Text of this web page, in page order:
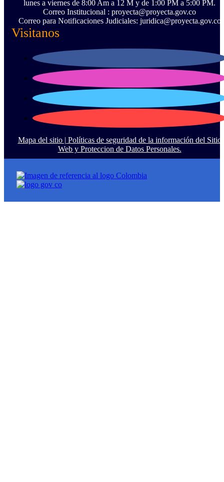
lunes a viernes de 8:00 Am a 12 M y de 1:00 PM a 5:00 PM.
Correo Institucional : proyecta@proyecta.gov.co
Correo para Notificaciones Judiciales: juridica@proyecta.gov.co
Visitanos
Mapa del sitio | Políticas de seguridad de la información del Sitio
Web y Proteccion de Datos Personales.